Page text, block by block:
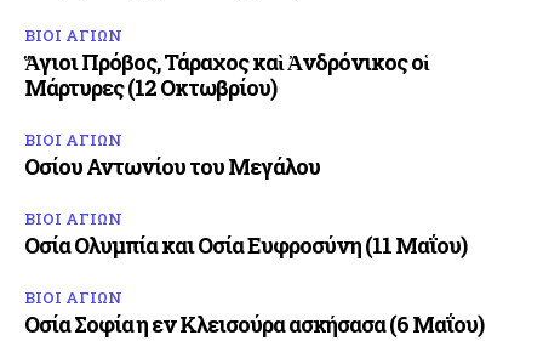
ΒΙΟΙ ΑΓΙΩΝ
Ἅγιοι Πρόβος, Τάραχος καὶ Ἀνδρόνικος οἱ
Μάρτυρες (12 Οκτωβρίου)
ΒΙΟΙ ΑΓΙΩΝ
Οσίου Αντωνίου του Μεγάλου
ΒΙΟΙ ΑΓΙΩΝ
Οσία Ολυμπία και Οσία Ευφροσύνη (11 Μαΐου)
ΒΙΟΙ ΑΓΙΩΝ
Οσία Σοφία η εν Κλεισούρα ασκήσασα (6 Μαΐου)